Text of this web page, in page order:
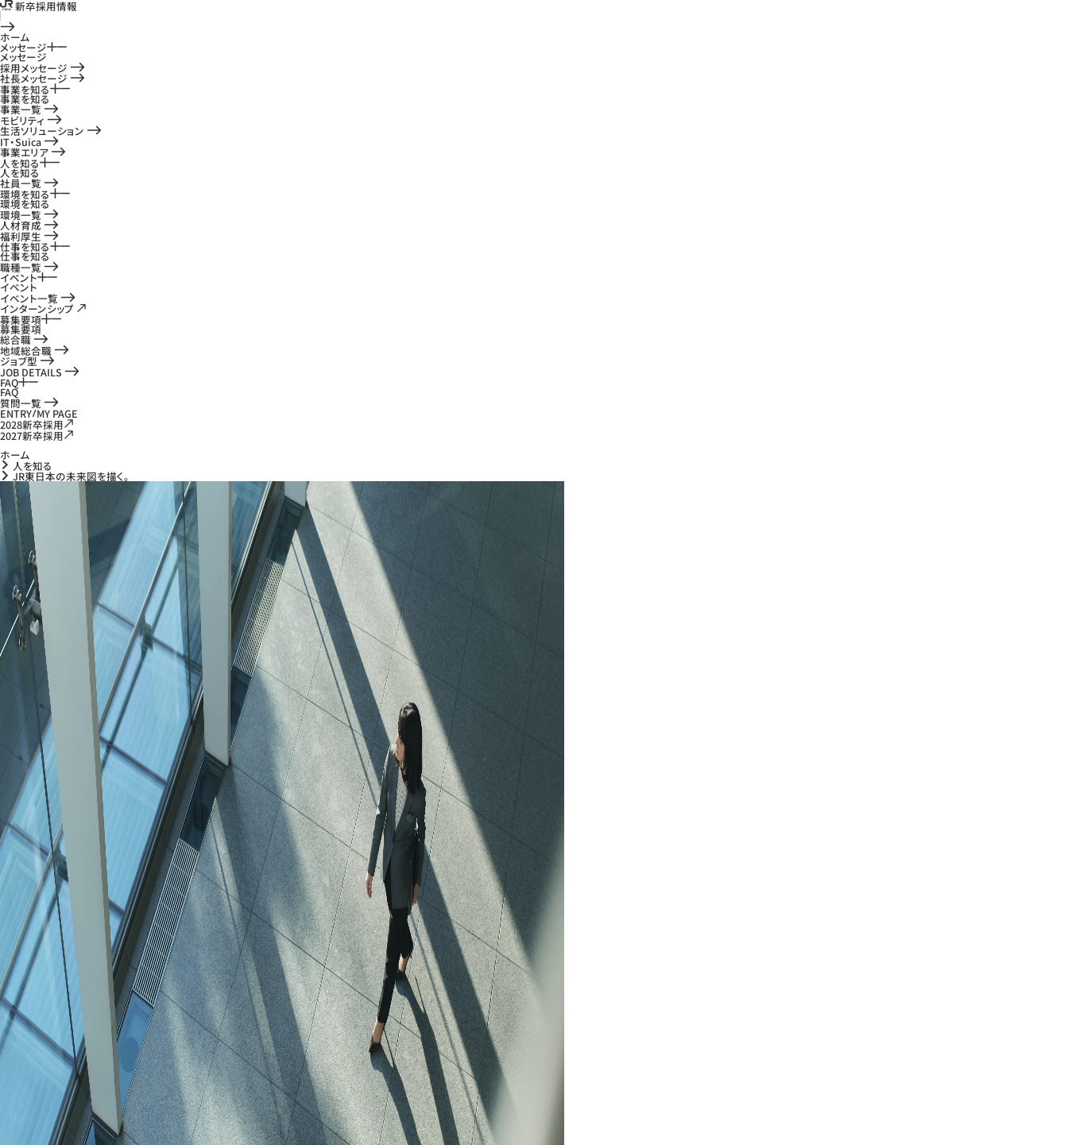
新卒採用情報
ホーム
メッセージ
メッセージ
採用メッセージ
社長メッセージ
事業を知る
事業を知る
事業一覧
モビリティ
生活ソリューション
IT・Suica
事業エリア
人を知る
人を知る
社員一覧
環境を知る
環境を知る
環境一覧
人材育成
福利厚生
仕事を知る
仕事を知る
職種一覧
イベント
イベント
イベント一覧
インターンシップ
募集要項
募集要項
総合職
地域総合職
ジョブ型
JOB DETAILS
FAQ
FAQ
質問一覧
ENTRY MY PAGE
2028新卒採用
2027新卒採用
ホーム
人を知る
JR東日本の未来図を描く。